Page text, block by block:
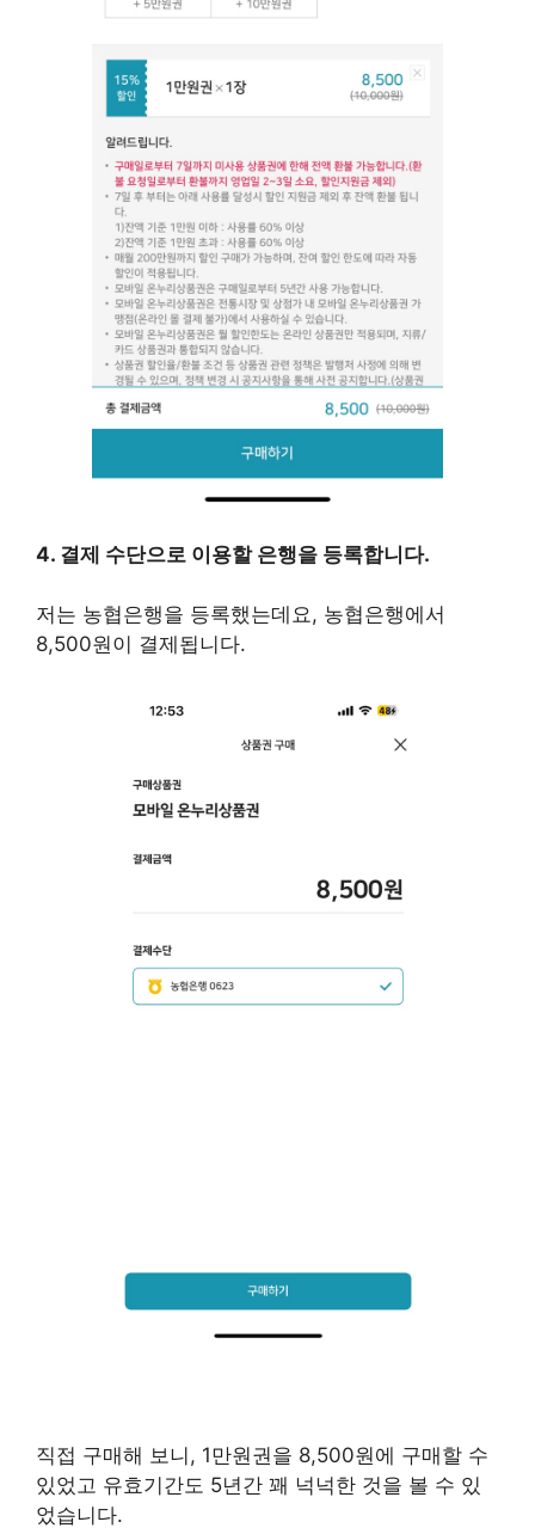
4. 결제 수단으로 이용할 은행을 등록합니다.
저는 농협은행을 등록했는데요, 농협은행에서
8,500원이 결제됩니다.
직접 구매해 보니, 1만원권을 8,500원에 구매할 수
있었고 유효기간도 5년간 꽤 넉넉한 것을 볼 수 있
었습니다.